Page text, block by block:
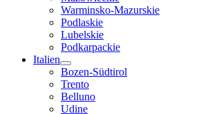
Warminsko-Mazurskie
Podlaskie
Lubelskie
Podkarpackie
Italien
Bozen-Südtirol
Trento
Belluno
Udine